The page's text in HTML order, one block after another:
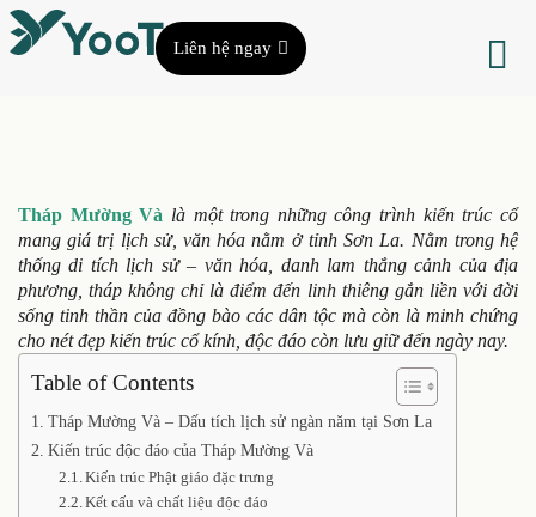
Liên hệ ngay
Tháp Mường Và là một trong những công trình kiến trúc cổ
mang giá trị lịch sử, văn hóa nằm ở tỉnh Sơn La. Nằm trong hệ
thống di tích lịch sử – văn hóa, danh lam thắng cảnh của địa
phương, tháp không chỉ là điểm đến linh thiêng gắn liền với đời
sống tinh thần của đồng bào các dân tộc mà còn là minh chứng
cho nét đẹp kiến trúc cổ kính, độc đáo còn lưu giữ đến ngày nay.
Table of Contents
Tháp Mường Và – Dấu tích lịch sử ngàn năm tại Sơn La
Kiến trúc độc đáo của Tháp Mường Và
Kiến trúc Phật giáo đặc trưng
Kết cấu và chất liệu độc đáo